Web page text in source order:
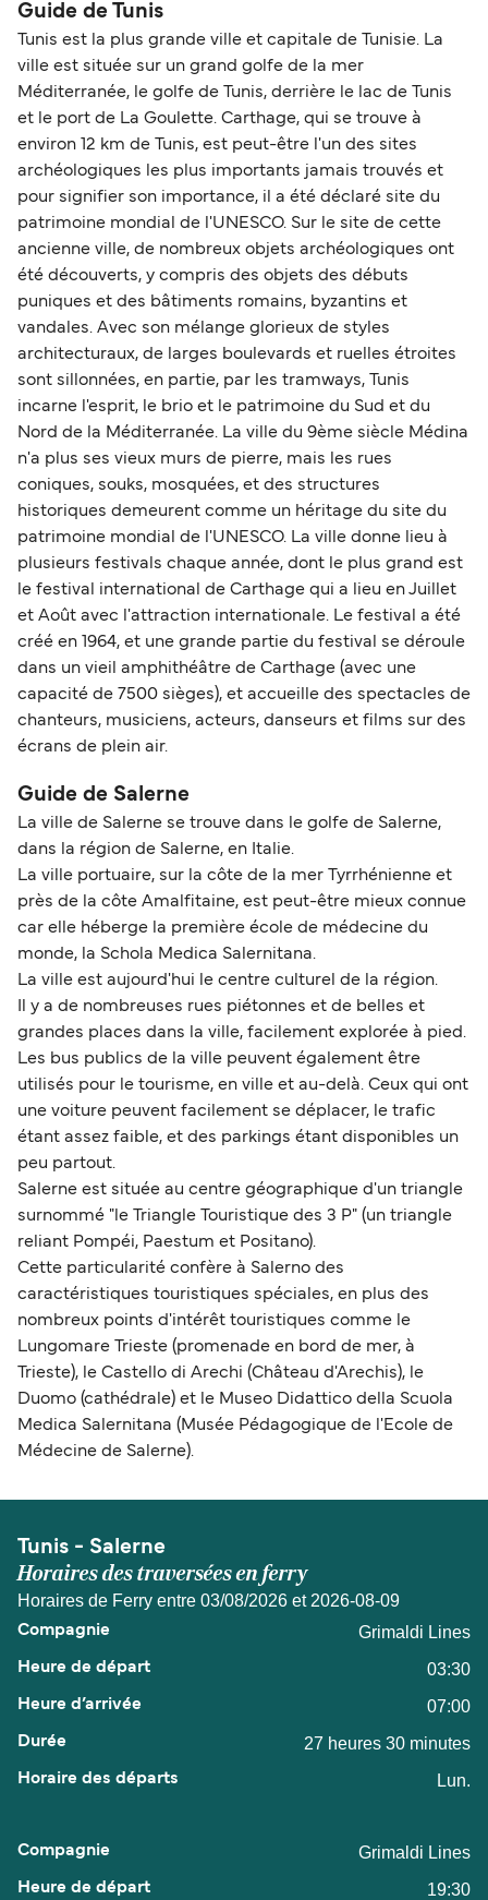
Guide de Tunis
Tunis est la plus grande ville et capitale de Tunisie. La
ville est située sur un grand golfe de la mer
Méditerranée, le golfe de Tunis, derrière le lac de Tunis
et le port de La Goulette. Carthage, qui se trouve à
environ 12 km de Tunis, est peut-être l'un des sites
archéologiques les plus importants jamais trouvés et
pour signifier son importance, il a été déclaré site du
patrimoine mondial de l'UNESCO. Sur le site de cette
ancienne ville, de nombreux objets archéologiques ont
été découverts, y compris des objets des débuts
puniques et des bâtiments romains, byzantins et
vandales. Avec son mélange glorieux de styles
architecturaux, de larges boulevards et ruelles étroites
sont sillonnées, en partie, par les tramways, Tunis
incarne l'esprit, le brio et le patrimoine du Sud et du
Nord de la Méditerranée. La ville du 9ème siècle Médina
n'a plus ses vieux murs de pierre, mais les rues
coniques, souks, mosquées, et des structures
historiques demeurent comme un héritage du site du
patrimoine mondial de l'UNESCO. La ville donne lieu à
plusieurs festivals chaque année, dont le plus grand est
le festival international de Carthage qui a lieu en Juillet
et Août avec l'attraction internationale. Le festival a été
créé en 1964, et une grande partie du festival se déroule
dans un vieil amphithéâtre de Carthage (avec une
capacité de 7500 sièges), et accueille des spectacles de
chanteurs, musiciens, acteurs, danseurs et films sur des
écrans de plein air.
Guide de Salerne
La ville de Salerne se trouve dans le golfe de Salerne,
dans la région de Salerne, en Italie.
La ville portuaire, sur la côte de la mer Tyrrhénienne et
près de la côte Amalfitaine, est peut-être mieux connue
car elle héberge la première école de médecine du
monde, la Schola Medica Salernitana.
La ville est aujourd'hui le centre culturel de la région.
Il y a de nombreuses rues piétonnes et de belles et
grandes places dans la ville, facilement explorée à pied.
Les bus publics de la ville peuvent également être
utilisés pour le tourisme, en ville et au-delà. Ceux qui ont
une voiture peuvent facilement se déplacer, le trafic
étant assez faible, et des parkings étant disponibles un
peu partout.
Salerne est située au centre géographique d'un triangle
surnommé "le Triangle Touristique des 3 P" (un triangle
reliant Pompéi, Paestum et Positano).
Cette particularité confère à Salerno des
caractéristiques touristiques spéciales, en plus des
nombreux points d'intérêt touristiques comme le
Lungomare Trieste (promenade en bord de mer, à
Trieste), le Castello di Arechi (Château d'Arechis), le
Duomo (cathédrale) et le Museo Didattico della Scuola
Medica Salernitana (Musée Pédagogique de l'Ecole de
Médecine de Salerne).
Tunis - Salerne
Horaires des traversées en ferry
Horaires de Ferry entre 03/08/2026 et 2026-08-09
Grimaldi Lines
03:30
07:00
27 heures 30 minutes
Lun.
Grimaldi Lines
19:30